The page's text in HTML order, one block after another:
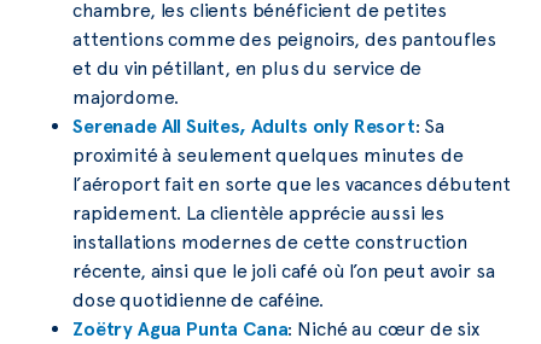
chambre, les clients bénéficient de petites
attentions comme des peignoirs, des pantoufles
et du vin pétillant, en plus du service de
majordome.
Serenade All Suites, Adults only Resort: Sa
proximité à seulement quelques minutes de
l’aéroport fait en sorte que les vacances débutent
rapidement. La clientèle apprécie aussi les
installations modernes de cette construction
récente, ainsi que le joli café où l’on peut avoir sa
dose quotidienne de caféine.
Zoëtry Agua Punta Cana: Niché au cœur de six